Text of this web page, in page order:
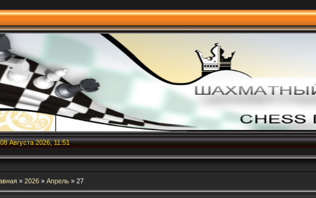
Августа 2026, 11:51
» 2026 » Апрель » 27